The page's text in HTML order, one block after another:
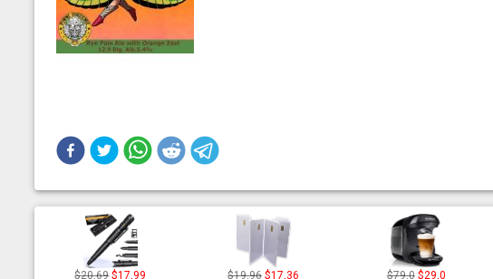
$20,69 $17,99 $19,96 $17,36 $79,0 $29,0